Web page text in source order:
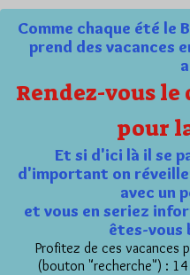
Comme chaque été le
prend des vacances
Rendez-vous
pour
Et si d'ici là il se
d'important on
avec un
et vous en seriez
êtes-vous
Profitez de ces vacances
(bouton "recherche") :